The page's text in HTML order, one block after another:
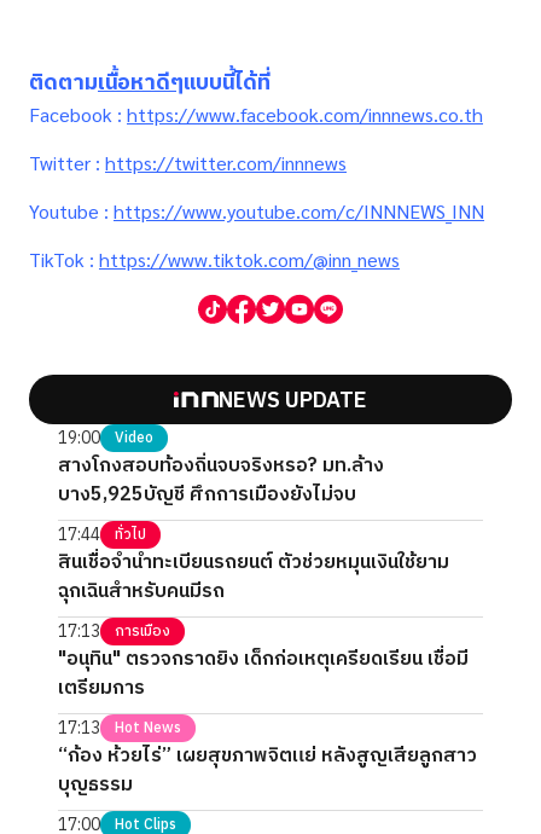
ติดตามเนื้อหาดีๆแบบนี้ได้ที่
Facebook : https://www.facebook.com/innnews.co.th
Twitter : https://twitter.com/innnews
Youtube : https://www.youtube.com/c/INNNEWS_INN
TikTok : https://www.tiktok.com/@inn_news
NEWS UPDATE
19:00 Video
สางโกงสอบท้องถิ่นจบจริงหรอ? มท.ล้าง
บาง5,925บัญชี ศึกการเมืองยังไม่จบ
17:44 ทั่วไป
สินเชื่อจำนำทะเบียนรถยนต์ ตัวช่วยหมุนเงินใช้ยาม
ฉุกเฉินสำหรับคนมีรถ
17:13 การเมือง
"อนุทิน" ตรวจกราดยิง เด็กก่อเหตุเครียดเรียน เชื่อมี
เตรียมการ
17:13 Hot News
“ก้อง ห้วยไร่” เผยสุขภาพจิตแย่ หลังสูญเสียลูกสาว
บุญธรรม
17:00 Hot Clips